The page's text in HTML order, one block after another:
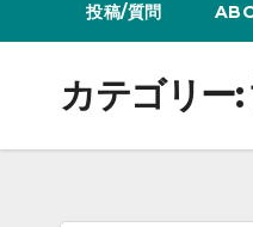
投稿/質問
カテゴリー: